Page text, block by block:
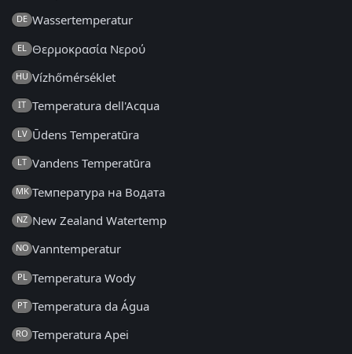
DE Wassertemperatur
EL Θερμοκρασία Νερού
HU Vízhőmérséklet
IT Temperatura dell'Acqua
LV Ūdens Temperatūra
LT Vandens Temperatūra
MK Температура на Водата
NZ New Zealand Watertemp
NO Vanntemperatur
PL Temperatura Wody
PT Temperatura da Água
RO Temperatura Apei